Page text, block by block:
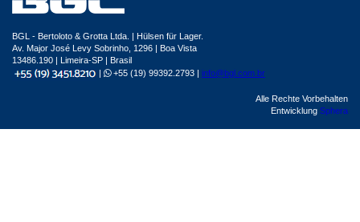
BGL - Bertoloto & Grotta Ltda. | Hülsen für Lager.
Av. Major José Levy Sobrinho, 1296 | Boa Vista
13486.190 | Limeira-SP | Brasil
|
+55 (19) 99392.2793 | info@bgl.com.br
Alle Rechte Vorbehalten
Entwicklung Sphera